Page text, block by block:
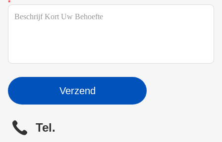
Verzend
Tel.